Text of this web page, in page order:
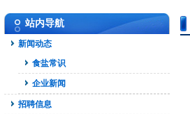
站内导航
新闻动态
食盐常识
企业新闻
招聘信息